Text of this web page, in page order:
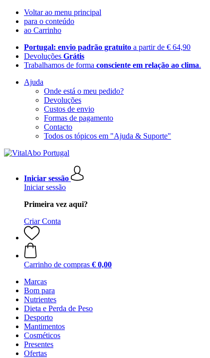
Voltar ao menu principal
para o conteúdo
ao Carrinho
Portugal: envio padrão gratuito a partir de € 64,90
Devoluções Grátis
Trabalhamos de forma consciente em relação ao clima.
Ajuda
Onde está o meu pedido?
Devoluções
Custos de envio
Formas de pagamento
Contacto
Todos os tópicos em "Ajuda & Suporte"
Iniciar sessão
Iniciar sessão
Primeira vez aqui?
Criar Conta
Carrinho de compras € 0,00
Marcas
Bom para
Nutrientes
Dieta e Perda de Peso
Desporto
Mantimentos
Cosméticos
Presentes
Ofertas